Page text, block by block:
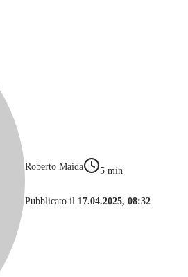
Roberto Maida 5 min
Pubblicato il 17.04.2025, 08:32